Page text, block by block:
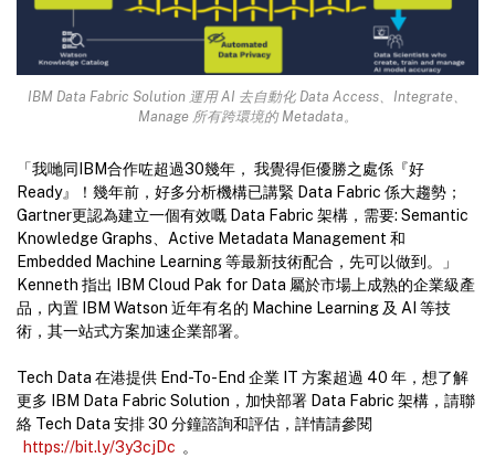
IBM Data Fabric Solution 運用 AI 去自動化 Data Access、Integrate、
Manage 所有跨環境的 Metadata。
「我哋同IBM合作咗超過30幾年， 我覺得佢優勝之處係『好
Ready』！幾年前，好多分析機構已講緊 Data Fabric 係大趨勢；
Gartner更認為建立一個有效嘅 Data Fabric 架構，需要: Semantic
Knowledge Graphs、Active Metadata Management 和
Embedded Machine Learning 等最新技術配合，先可以做到。」
Kenneth 指出 IBM Cloud Pak for Data 屬於市場上成熟的企業級產
品，內置 IBM Watson 近年有名的 Machine Learning 及 AI 等技
術，其一站式方案加速企業部署。
Tech Data 在港提供 End-To-End 企業 IT 方案超過 40 年，想了解
更多 IBM Data Fabric Solution，加快部署 Data Fabric 架構，請聯
絡 Tech Data 安排 30 分鐘諮詢和評估，詳情請參閱
https://bit.ly/3y3cjDc 。